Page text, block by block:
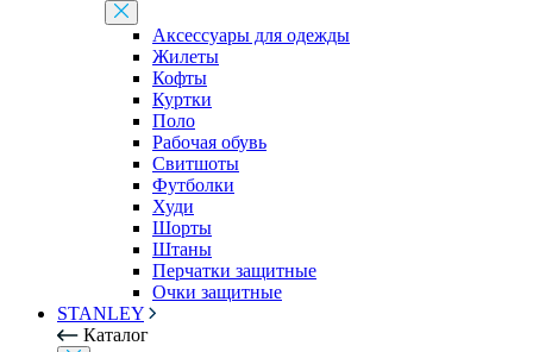
Аксессуары для одежды
Жилеты
Кофты
Куртки
Поло
Рабочая обувь
Свитшоты
Футболки
Худи
Шорты
Штаны
Перчатки защитные
Очки защитные
STANLEY
Каталог